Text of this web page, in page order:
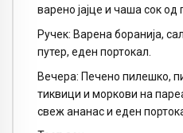
варено јајце и чаша сок од
Ручек: Варена боранија,
путер, еден портокал.
Вечера: Печено пилешко,
тиквици и моркови на
свеж ананас и еден